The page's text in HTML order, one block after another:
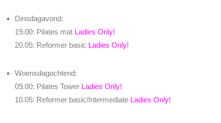
Dinsdagavond:
19.00: Pilates mat Ladies Only!
20.05: Reformer basic Ladies Only!
Woensdagochtend:
09.00: Pilates Tower Ladies Only!
10.05: Reformer basic/Intermediate Ladies Only!